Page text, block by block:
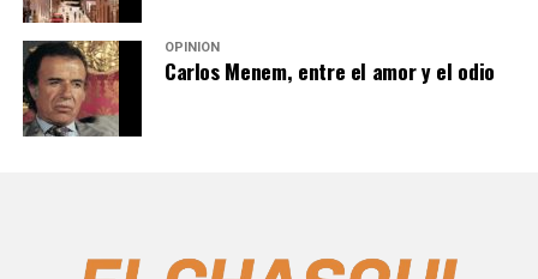
OPINIÓN
Carlos Menem, entre el amor y el odio